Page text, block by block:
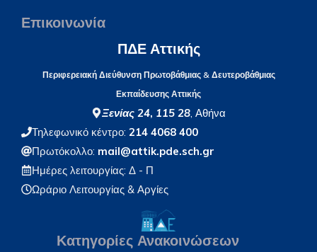
Επικοινωνία
ΠΔΕ Αττικής
Περιφερειακή Διεύθυνση Πρωτοβάθμιας & Δευτεροβάθμιας
Εκπαίδευσης Αττικής
Ξενίας 24, 115 28 , Αθήνα
Τηλεφωνικό κέντρο: 214 4068 400
Πρωτόκολλο: mail@attik.pde.sch.gr
Ημέρες λειτουργίας: Δ - Π
Ωράριο Λειτουργίας & Αργίες
Κατηγορίες Ανακοινώσεων